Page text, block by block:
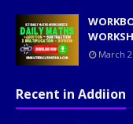
March
Recent in Addiion